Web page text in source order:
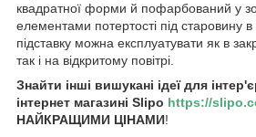
квадратної форми й пофарбований у
елементами потертості під старовину в
підставку можна експлуатувати як в
так і на відкритому повітрі.
Знайти інші вишукані ідеї для
інтернет магазині Slipo https://
НАЙКРАЩИМИ ЦІНАМИ!